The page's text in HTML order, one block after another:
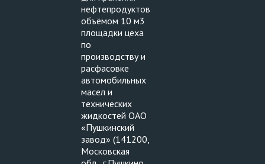
нефтепродуктов
объёмом 10 м3
площадки цеха
по
производству и
расфасовке
автомобильных
масел и
технических
жидкостей ОАО
«Пушкинский
завод» (141200,
Московская